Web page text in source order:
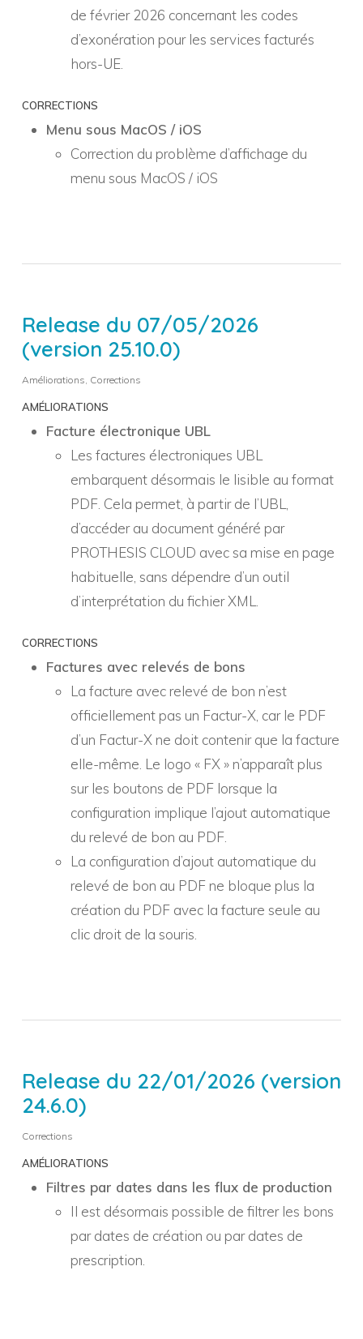
de février 2026 concernant les codes
d’exonération pour les services facturés
hors-UE.
CORRECTIONS
Menu sous MacOS / iOS
Correction du problème d’affichage du
menu sous MacOS / iOS
Release du 07/05/2026
(version 25.10.0)
Améliorations, Corrections
AMÉLIORATIONS
Facture électronique UBL
Les factures électroniques UBL
embarquent désormais le lisible au format
PDF. Cela permet, à partir de l’UBL,
d’accéder au document généré par
PROTHESIS CLOUD avec sa mise en page
habituelle, sans dépendre d’un outil
d’interprétation du fichier XML.
CORRECTIONS
Factures avec relevés de bons
La facture avec relevé de bon n’est
officiellement pas un Factur-X, car le PDF
d’un Factur-X ne doit contenir que la facture
elle-même. Le logo « FX » n’apparaît plus
sur les boutons de PDF lorsque la
configuration implique l’ajout automatique
du relevé de bon au PDF.
La configuration d’ajout automatique du
relevé de bon au PDF ne bloque plus la
création du PDF avec la facture seule au
clic droit de la souris.
Release du 22/01/2026 (version
24.6.0)
Corrections
AMÉLIORATIONS
Filtres par dates dans les flux de production
Il est désormais possible de filtrer les bons
par dates de création ou par dates de
prescription.